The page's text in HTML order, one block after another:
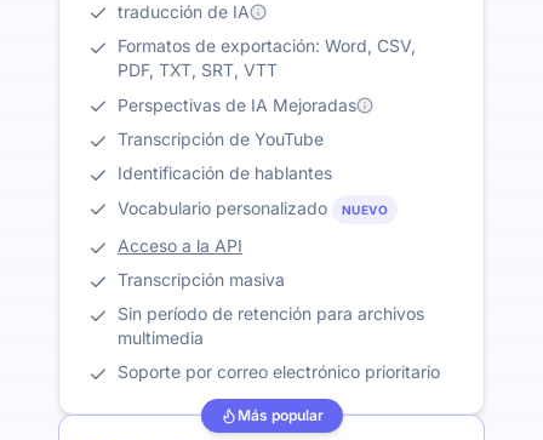
traducción de IA
Formatos de exportación: Word, CSV,
PDF, TXT, SRT, VTT
Perspectivas de IA Mejoradas
Transcripción de YouTube
Identificación de hablantes
Vocabulario personalizado
NUEVO
Acceso a la API
Transcripción masiva
Sin período de retención para archivos
multimedia
Soporte por correo electrónico prioritario
Más popular